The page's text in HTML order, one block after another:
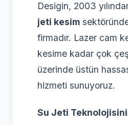
Desigin, 2003
jeti kesim
firmadır. Lazer cam
kesime kadar çok
üzerinde üstün
hizmeti sunuyoruz.
Su Jeti